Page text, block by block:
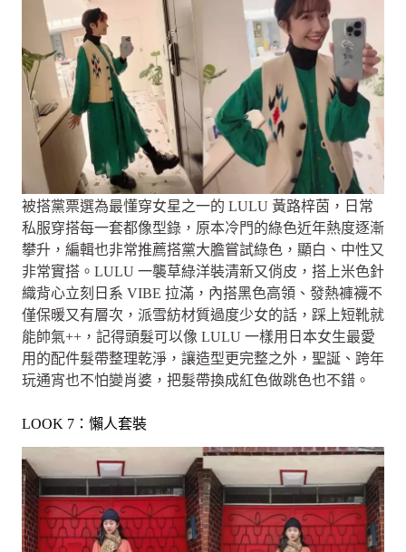
被搭黨票選為最懂穿女星之一的 LULU 黃路梓茵，日常
私服穿搭每一套都像型錄，原本冷門的綠色近年熱度逐漸
攀升，編輯也非常推薦搭黨大膽嘗試綠色，顯白、中性又
非常實搭。LULU 一襲草綠洋裝清新又俏皮，搭上米色針
織背心立刻日系 VIBE 拉滿，內搭黑色高領、發熱褲襪不
僅保暖又有層次，派雪紡材質過度少女的話，踩上短靴就
能帥氣++，記得頭髮可以像 LULU 一樣用日本女生最愛
用的配件髮帶整理乾淨，讓造型更完整之外，聖誕、跨年
玩通宵也不怕變肖婆，把髮帶換成紅色做跳色也不錯。
LOOK 7：懶人套裝